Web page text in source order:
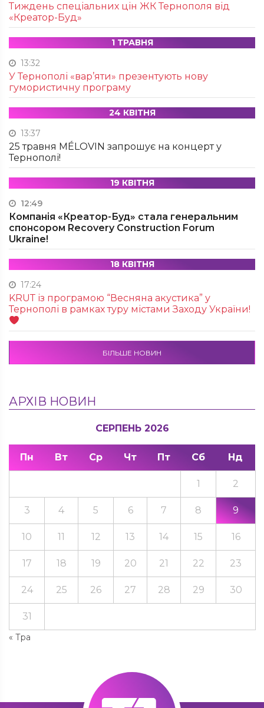
Тиждень спеціальних цін ЖК Тернополя від
«Креатор-Буд»
1 ТРАВНЯ
13:32
У Тернополі «вар’яти» презентують нову
гумористичну програму
24 КВІТНЯ
13:37
25 травня MÉLOVIN запрошує на концерт у
Тернополі!
19 КВІТНЯ
12:49
Компанія «Креатор-Буд» стала генеральним
спонсором Recovery Construction Forum
Ukraine!
18 КВІТНЯ
17:24
KRUТ із програмою “Весняна акустика” у
Тернополі в рамках туру містами Заходу України!
БІЛЬШЕ НОВИН
АРХІВ НОВИН
СЕРПЕНЬ 2026
Пн Вт Ср Чт Пт Сб Нд
« Тра
1 2
3 4 5 6 7 8 9
10 11 12 13 14 15 16
17 18 19 20 21 22 23
24 25 26 27 28 29 30
31